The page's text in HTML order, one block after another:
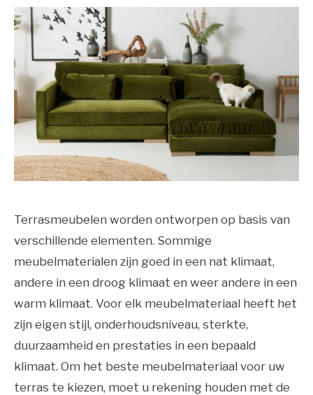
Terrasmeubelen worden ontworpen op basis van
verschillende elementen. Sommige
meubelmaterialen zijn goed in een nat klimaat,
andere in een droog klimaat en weer andere in een
warm klimaat. Voor elk meubelmateriaal heeft het
zijn eigen stijl, onderhoudsniveau, sterkte,
duurzaamheid en prestaties in een bepaald
klimaat. Om het beste meubelmateriaal voor uw
terras te kiezen, moet u rekening houden met de